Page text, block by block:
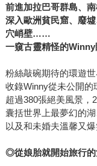
前進加拉巴哥群島、
深入歐洲貧民窟、廢
穴峭壁……
一窺古靈精怪的Winny
粉絲敲碗期待的環遊世
收錄Winny從未公開的
超過380張絕美風景，
囊括世界上最夢幻的
以及和未婚夫溫馨又
◎從娘胎就開始旅行